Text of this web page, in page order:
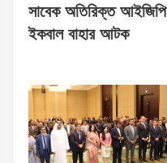
সাবেক অতিরিক্ত আইজিপি
ইকবাল বাহার আটক